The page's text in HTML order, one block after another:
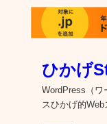
ひかげ
WordPress（ワ
スひかげ的